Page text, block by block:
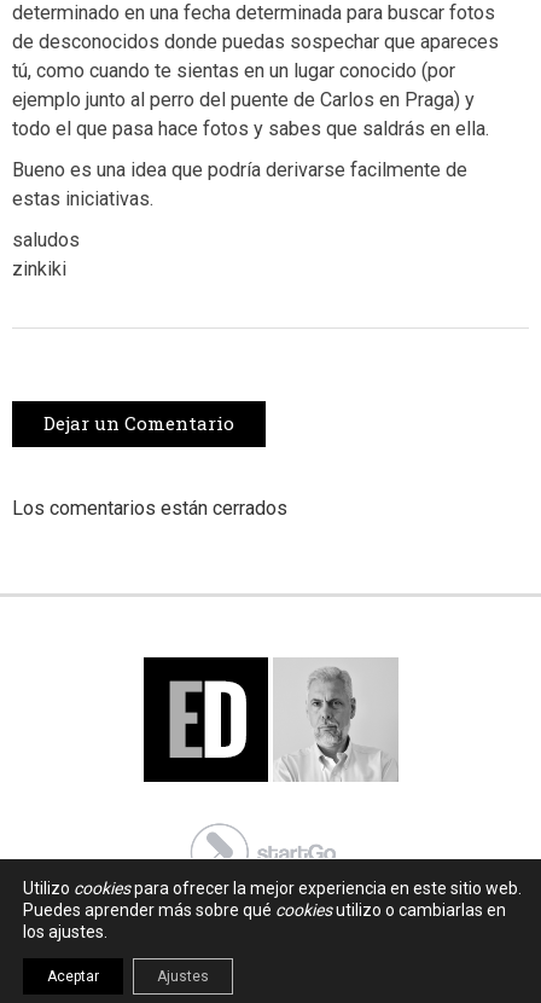
determinado en una fecha determinada para buscar fotos
de desconocidos donde puedas sospechar que apareces
tú, como cuando te sientas en un lugar conocido (por
ejemplo junto al perro del puente de Carlos en Praga) y
todo el que pasa hace fotos y sabes que saldrás en ella.
Bueno es una idea que podría derivarse facilmente de
estas iniciativas.
saludos
zinkiki
Dejar un Comentario
Los comentarios están cerrados
Utilizo cookiespara ofrecer la mejor experiencia en este sitio web.
Puedes aprender más sobre qué cookiesutilizo o cambiarlas en
los ajustes.
Aceptar Ajustes